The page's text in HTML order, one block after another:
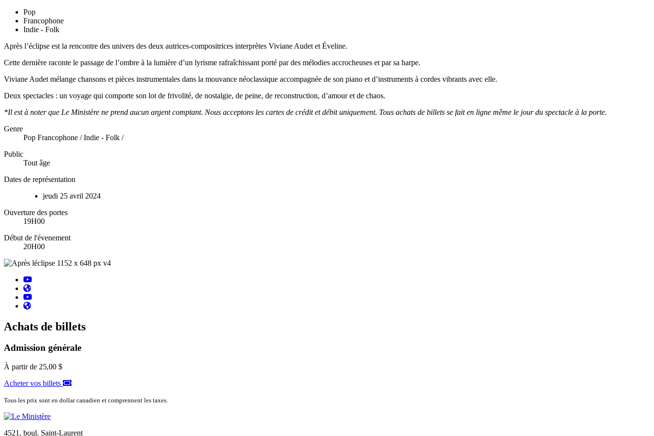
Pop
Francophone
Indie - Folk
Après l’éclipse est la rencontre des univers des deux autrices-compositrices interprètes Viviane Audet et Éveline.
Cette dernière raconte le passage de l’ombre à la lumière d’un lyrisme rafraîchissant porté par des mélodies accrocheuses et par sa harpe.
Viviane Audet mélange chansons et pièces instrumentales dans la mouvance néoclassique accompagnée de son piano et d’instruments à cordes vibrants avec elle.
Deux spectacles : un voyage qui comporte son lot de frivolité, de nostalgie, de peine, de reconstruction, d’amour et de chaos.
*Il est à noter que Le Ministère ne prend aucun argent comptant. Nous acceptons les cartes de crédit et débit uniquement. Tous achats de billets se fait en ligne même le jour du spectacle à la porte.
Genre
Pop Francophone / Indie - Folk /
Public
Tout âge
Dates de représentation
jeudi 25 avril 2024
Ouverture des portes
19H00
Début de l'évenement
20H00
Achats de billets
Admission générale
À partir de 25,00 $
Acheter vos billets
Tous les prix sont en dollar canadien et comprennent les taxes.
4521, boul. Saint-Laurent